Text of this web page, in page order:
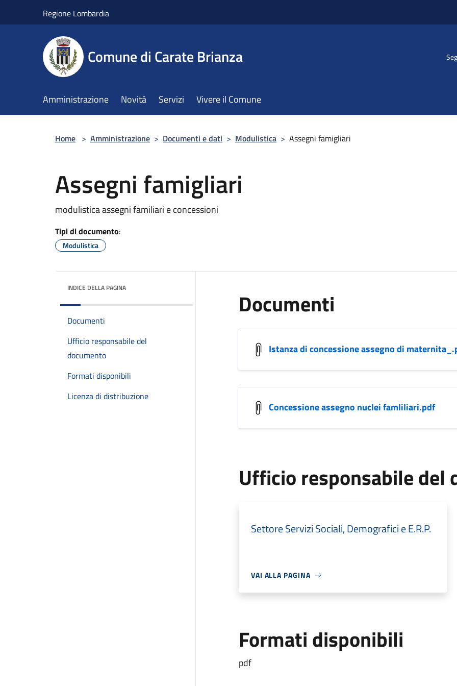
Regione Lombardia
Comune di Carate Brianza
Amministrazione Novità Servizi Vivere il Comune
Home > Amministrazione > Documenti e dati > Modulistica > Assegni famigliari
Assegni famigliari
modulistica assegni familiari e concessioni
Tipi di documento:
Modulistica
INDICE DELLA PAGINA
Documenti
Ufficio responsabile del
documento
Formati disponibili
Licenza di distribuzione
Documenti
Istanza di concessione assegno di
Concessione assegno nuclei famliliari.pdf
Ufficio responsabile del
Settore Servizi Sociali, Demografici e E.R.P.
VAI ALLA PAGINA
Formati disponibili
pdf